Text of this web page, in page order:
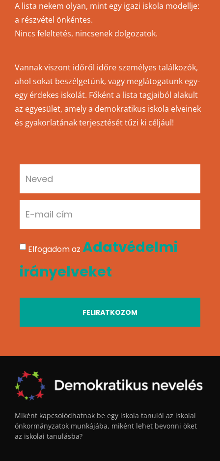
A lista nekem olyan, mint egy igazi iskola modellje:
a részvétel önkéntes.
Nincs feleltetés, nincsenek dolgozatok.
Vannak viszont időről időre személyes találkozók,
ahol sokat beszélgetünk, vagy meglátogatunk egy-
egy érdekes iskolát. Főként a lista tagjaiból alakult
az egyesület, amely a demokratikus iskola elveinek
és gyakorlatának terjesztését tűzi ki céljául!
Elfogadom az Adatvédelmi
irányelveket
FELIRATKOZOM
Miként kapcsolódhatnak be egy iskola tanulói az iskolai
önkormányzatok munkájába, miként lehet bevonni öket
az iskolai tanulásba?